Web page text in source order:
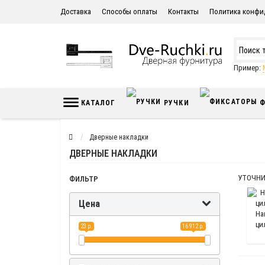
Доставка Способы оплаты Контакты Политика
Пример:
КАТАЛОГ РУЧКИ
Дверные накладки
ДВЕРНЫЕ НАКЛАДКИ
ФИЛЬТР
Цена
23 р. 16 912 р.